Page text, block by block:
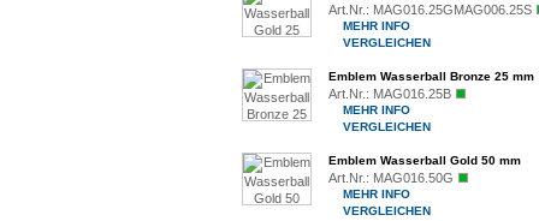
Art.Nr.: MAG016.25GMAG006.25S
MEHR INFO
VERGLEICHEN
Emblem Wasserball Bronze 25 mm
Art.Nr.: MAG016.25B
MEHR INFO
VERGLEICHEN
Emblem Wasserball Gold 50 mm
Art.Nr.: MAG016.50G
MEHR INFO
VERGLEICHEN